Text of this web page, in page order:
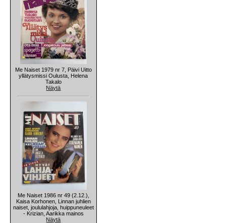
Me Naiset 1979 nr 7, Päivi Uitto
yllätysmissi Oulusta, Helena
Takalo
Näytä
Me Naiset 1986 nr 49 (2.12.),
Kaisa Korhonen, Linnan juhlien
naiset, joululahjoja, huippuneuleet
- Krizian, Aarikka mainos
Näytä